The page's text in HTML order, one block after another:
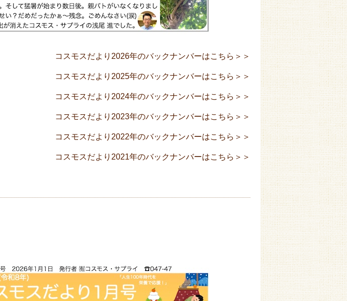
コスモスだより2026年のバックナンバーはこちら＞＞
コスモスだより2025年のバックナンバーはこちら＞＞
コスモスだより2024年のバックナンバーはこちら＞＞
コスモスだより2023年のバックナンバーはこちら＞＞
コスモスだより2022年のバックナンバーはこちら＞＞
コスモスだより2021年のバックナンバーはこちら＞＞